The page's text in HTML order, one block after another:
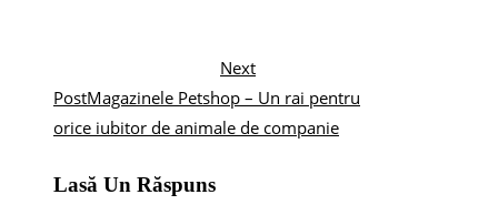
Next
PostMagazinele Petshop – Un rai pentru
orice iubitor de animale de companie
Lasă Un Răspuns